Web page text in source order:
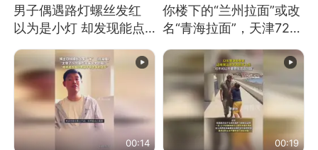
男子偶遇路灯螺丝发红
以为是小灯 却发现能点
处理
你楼下的“兰州拉面”或改
名“青海拉面”，天津72家
00:14 00:19